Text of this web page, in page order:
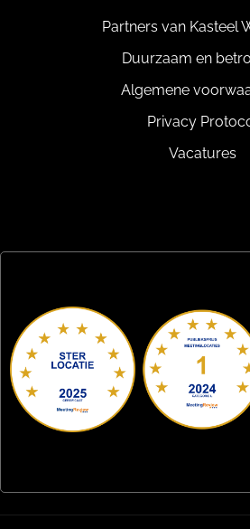
Partners van Kasteel
Duurzaam en
Algemene
Privacy
Vacatures